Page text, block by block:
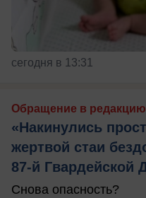
сегодня в 13:31
Обращение в редакцию
«Накинулись
жертвой стаи
87-й Гвардейской
Снова опасность?